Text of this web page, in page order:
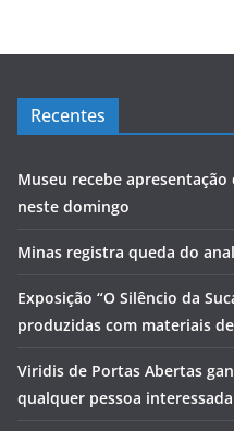
Recentes
Museu recebe
neste domingo
Minas registra queda do
Exposição “O Silêncio da
produzidas com materiais
Viridis de Portas Abertas
qualquer pessoa interessada